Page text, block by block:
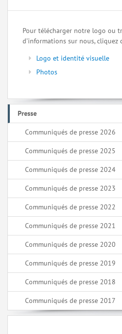
Pour télécharger notre logo ou
d’informations sur nous, cliquez
Logo et identité visuelle
Photos
Presse
Communiqués de presse 2026
Communiqués de presse 2025
Communiqués de presse 2024
Communiqués de presse 2023
Communiqués de presse 2022
Communiqués de presse 2021
Communiqués de presse 2020
Communiqués de presse 2019
Communiqués de presse 2018
Communiqués de presse 2017